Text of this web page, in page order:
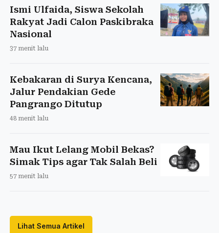
Ismi Ulfaida, Siswa Sekolah
Rakyat Jadi Calon Paskibraka
Nasional
37 menit lalu
Kebakaran di Surya Kencana,
Jalur Pendakian Gede
Pangrango Ditutup
48 menit lalu
Mau Ikut Lelang Mobil Bekas?
Simak Tips agar Tak Salah Beli
57 menit lalu
Lihat Semua Artikel